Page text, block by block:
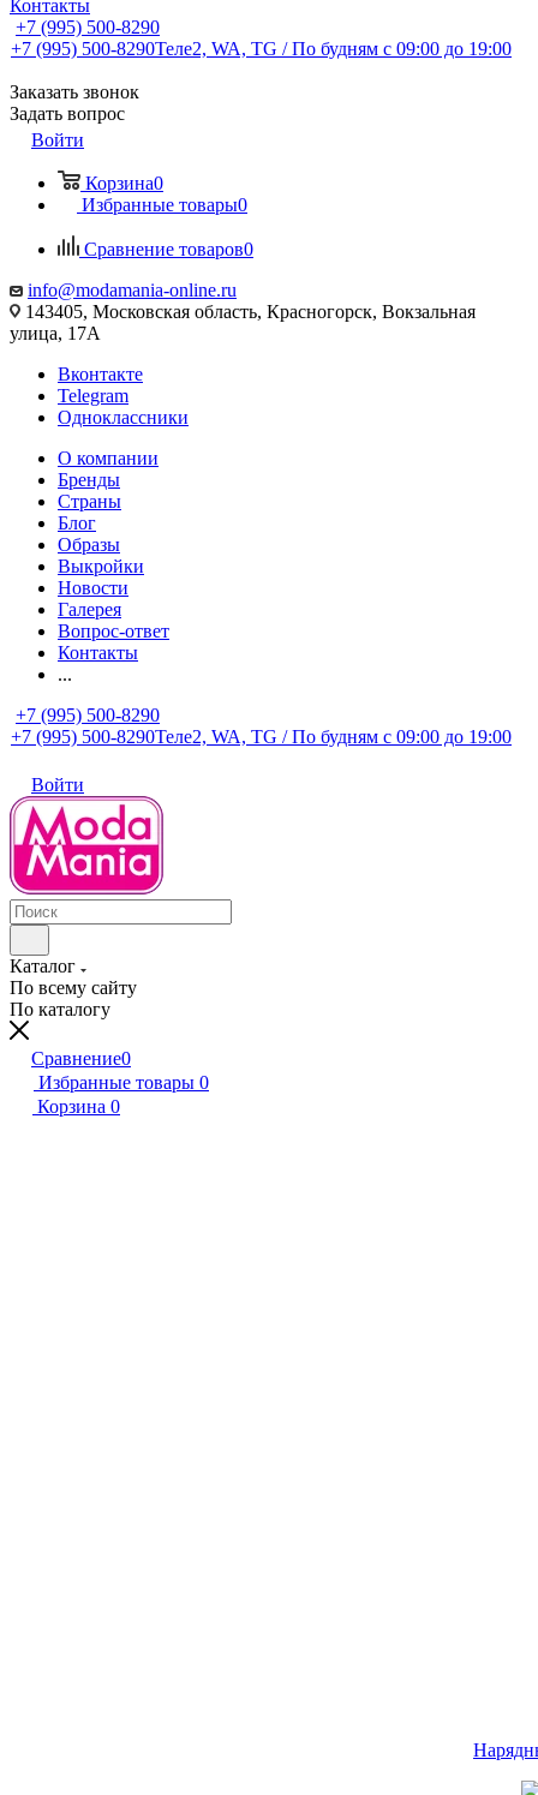
Контакты
+7 (995) 500-8290
+7 (995) 500-8290Теле2, WA, TG / По будням c 09:00 до 19:00
Заказать звонок
Задать вопрос
Войти
Корзина0
Избранные товары0
Сравнение товаров0
info@modamania-online.ru
143405, Московская область, Красногорск, Вокзальная
улица, 17А
Вконтакте
Telegram
Одноклассники
О компании
Бренды
Страны
Блог
Образы
Выкройки
Новости
Галерея
Вопрос-ответ
Контакты
...
+7 (995) 500-8290
+7 (995) 500-8290Теле2, WA, TG / По будням c 09:00 до 19:00
Войти
Каталог
По всему сайту
По каталогу
Сравнение0
Избранные товары 0
Корзина 0